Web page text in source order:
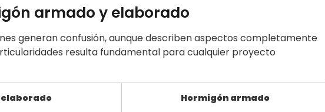
armado y elaborado
generan confusión, aunque describen aspectos completamente
resulta fundamental para cualquier proyecto
Hormigón armado